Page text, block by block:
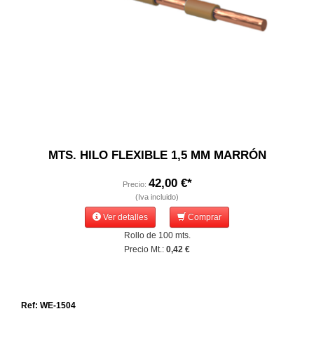
MTS. HILO FLEXIBLE 1,5 MM MARRÓN
Precio: 42,00 €*
(Iva incluido)
Ver detalles
Comprar
Rollo de 100 mts.
Precio Mt.: 0,42 €
Ref: WE-1504